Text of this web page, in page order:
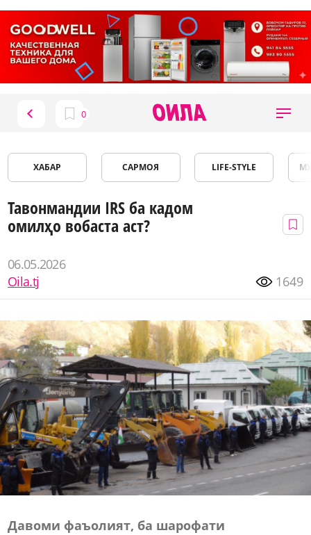
ХАБАР САРМОЯ LIFE-STYLE
Тавонмандии IRS ба кадом
омилҳо вобаста аст?
06.05.2026
Oila.tj
1649
Давоми фаъолият, ба шарофати